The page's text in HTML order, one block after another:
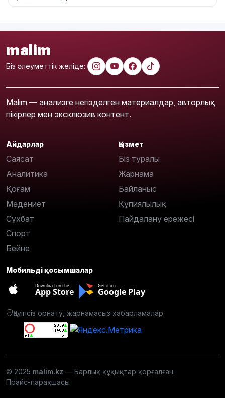
malim
Біз әлеуметтік желіде:
Malim — анализге негізделген материалдар, авторлық
пікірлер мен эксклюзив контент.
Айдарлар
Саясат
Аналитика
Қоғам
Мәдениет
Сұхбат
Спорт
Бейне
Қызмет
Біз туралы
Жарнама
Байланыс
Құпиялылық
Пайдалану ережесі
Мобильді қосымшалар
Download on the
App Store
Get it on
Google Play
Қауіпсіз орнату, жарнамасыз хабарламалар.
© 2025 malim.kz — Барлық құқықтар қорғалған.
Прайс-парақшасы